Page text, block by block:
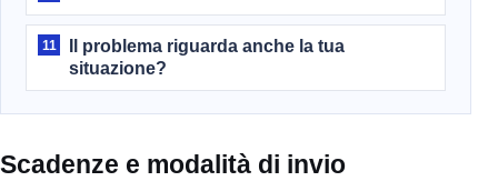
11
Il problema riguarda anche la tua
situazione?
Scadenze e modalità di invio